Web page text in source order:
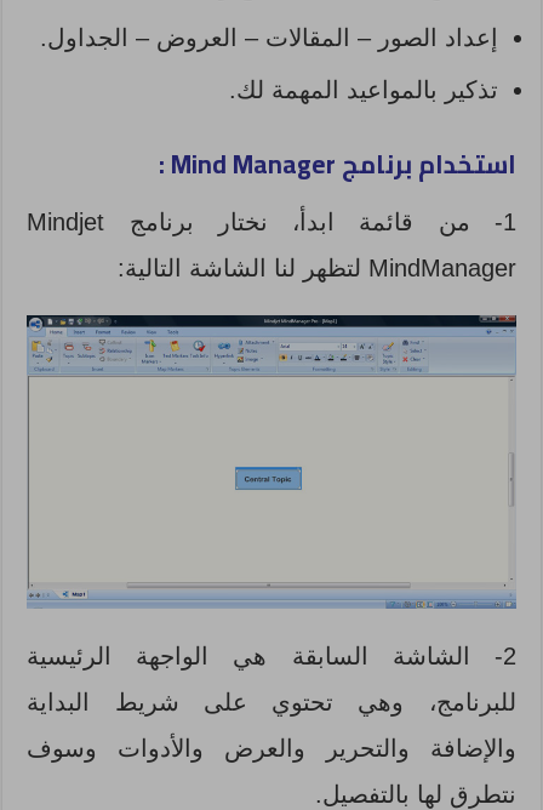
إعداد الصور – المقالات – العروض – الجداول.
تذكير بالمواعيد المهمة لك.
استخدام برنامج Mind Manager :
1- من قائمة ابدأ، نختار برنامج Mindjet
MindManager لتظهر لنا الشاشة التالية:
2- الشاشة السابقة هي الواجهة الرئيسية
للبرنامج، وهي تحتوي على شريط البداية
والإضافة والتحرير والعرض والأدوات وسوف
نتطرق لها بالتفصيل.